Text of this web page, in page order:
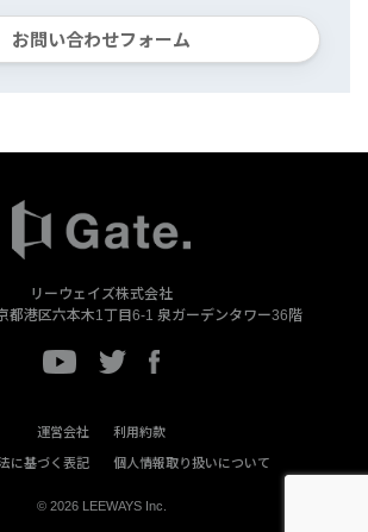
お問い合わせフォーム
リーウェイズ株式会社
都港区六本木1丁目6-1 泉ガーデンタワー36階
© 2026 LEEWAYS Inc.
運営会社 利用約款
に基づく表記 個人情報取り扱いについて